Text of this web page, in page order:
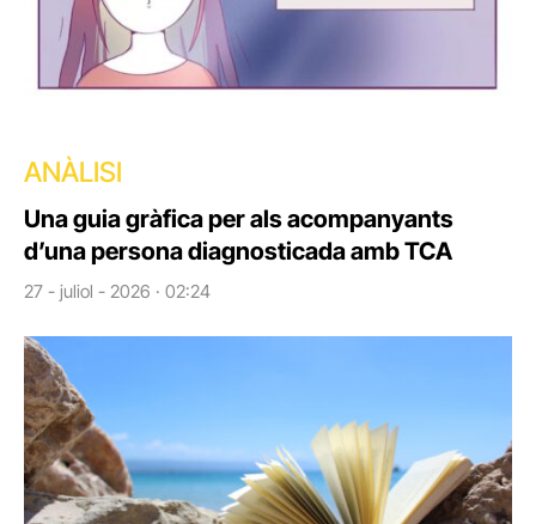
ANÀLISI
Una guia gràfica per als acompanyants
d’una persona diagnosticada amb TCA
27 - juliol - 2026 · 02:24